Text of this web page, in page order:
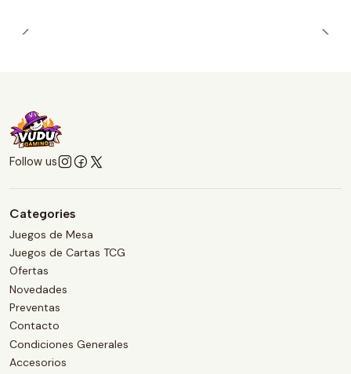
Follow us
Categories
Juegos de Mesa
Juegos de Cartas TCG
Ofertas
Novedades
Preventas
Contacto
Condiciones Generales
Accesorios